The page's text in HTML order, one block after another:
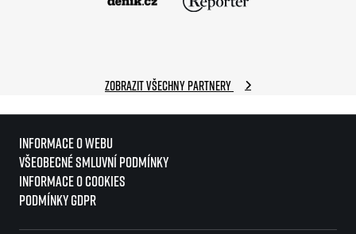
Zobrazit všechny partnery
Informace o webu
Všeobecné smluvní podmínky
Informace o cookies
Podmínky GDPR